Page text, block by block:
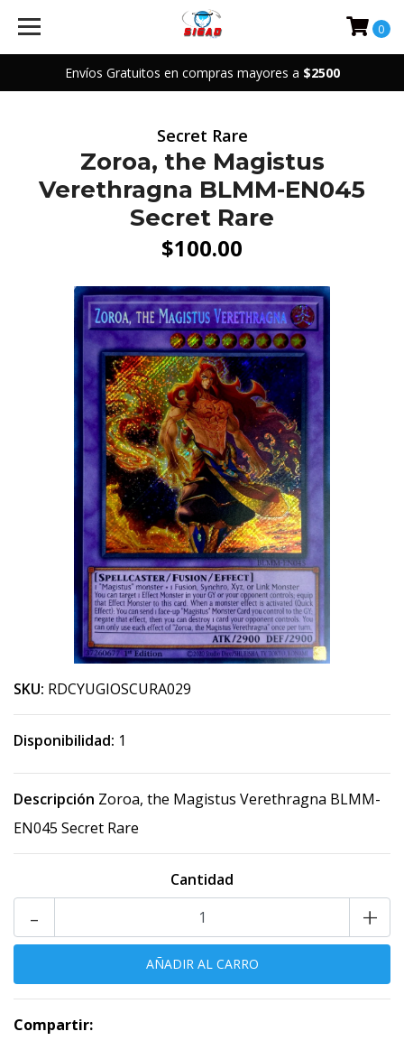
Envíos Gratuitos en compras mayores a $2500
0
Secret Rare
Zoroa, the Magistus
Verethragna BLMM-EN045
Secret Rare
$100.00
SKU: RDCYUGIOSCURA029
Disponibilidad: 1
Descripción Zoroa, the Magistus Verethragna BLMM-
EN045 Secret Rare
Cantidad
+
-
Compartir: